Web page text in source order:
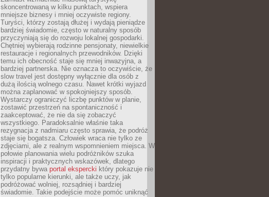
skoncentrowaną w kilku punktach, wspiera
mniejsze biznesy i mniej oczywiste regiony.
Turyści, którzy zostają dłużej i wydają pieniądze
bardziej świadomie, często w naturalny sposób
przyczyniają się do rozwoju lokalnej gospodarki.
Chętniej wybierają rodzinne pensjonaty, niewielkie
restauracje i regionalnych przewodników. Dzięki
temu ich obecność staje się mniej inwazyjna, a
bardziej partnerska. Nie oznacza to oczywiście, że
slow travel jest dostępny wyłącznie dla osób z
dużą ilością wolnego czasu. Nawet krótki wyjazd
można zaplanować w spokojniejszy sposób.
Wystarczy ograniczyć liczbę punktów w planie,
zostawić przestrzeń na spontaniczność i
zaakceptować, że nie da się zobaczyć
wszystkiego. Paradoksalnie właśnie taka
rezygnacja z nadmiaru często sprawia, że podróż
staje się bogatsza. Człowiek wraca nie tylko ze
zdjęciami, ale z realnym wspomnieniem miejsca. W
połowie planowania wielu podróżników szuka
inspiracji i praktycznych wskazówek, dlatego
przydatny bywa portal ekspercki który pokazuje nie
tylko popularne kierunki, ale także uczy, jak
podróżować wolniej, rozsądniej i bardziej
świadomie. Takie podejście może pomóc uniknąć